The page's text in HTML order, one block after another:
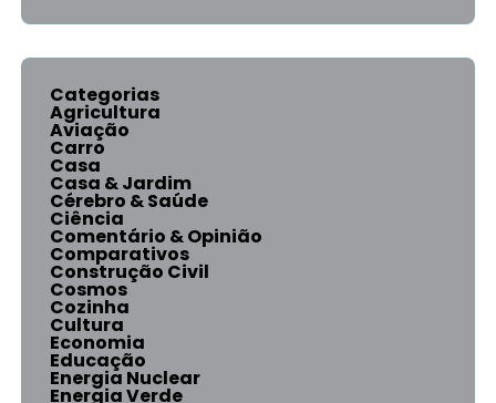
Categorias
Agricultura
Aviação
Carro
Casa
Casa & Jardim
Cérebro & Saúde
Ciência
Comentário & Opinião
Comparativos
Construção Civil
Cosmos
Cozinha
Cultura
Economia
Educação
Energia Nuclear
Energia Verde